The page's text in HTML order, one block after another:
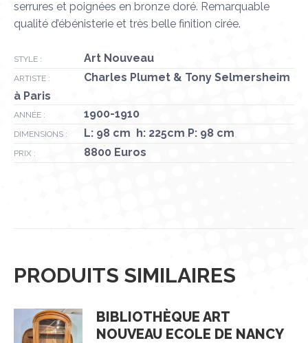
serrures et poignées en bronze doré. Remarquable
qualité d’ébénisterie et très belle finition cirée.
STYLE : Art Nouveau
ARTISTE :
Charles Plumet & Tony Selmersheim
à Paris
ANNÉE : 1900-1910
DIMENSIONS : L: 98 cm h: 225cm P: 98 cm
PRIX : 8800 Euros
PRODUITS SIMILAIRES
BIBLIOTHÈQUE ART
NOUVEAU ECOLE DE NANCY